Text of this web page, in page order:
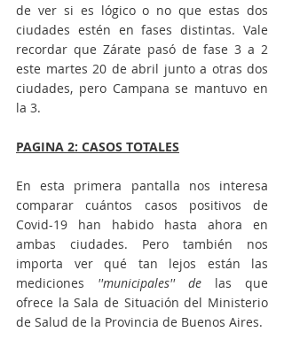
de ver si es lógico o no que estas dos
ciudades estén en fases distintas. Vale
recordar que Zárate pasó de fase 3 a 2
este martes 20 de abril junto a otras dos
ciudades, pero Campana se mantuvo en
la 3.
PAGINA 2: CASOS TOTALES
En esta primera pantalla nos interesa
comparar cuántos casos positivos de
Covid-19 han habido hasta ahora en
ambas ciudades. Pero también nos
importa ver qué tan lejos están las
mediciones ''municipales'' de las que
ofrece la Sala de Situación del Ministerio
de Salud de la Provincia de Buenos Aires.